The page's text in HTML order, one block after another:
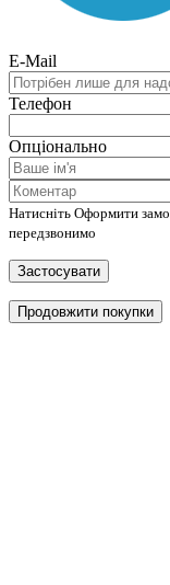
E-Mail
Телефон
Опціонально
Натисніть Оформити
передзвонимо
Застосувати
Продовжити покупки